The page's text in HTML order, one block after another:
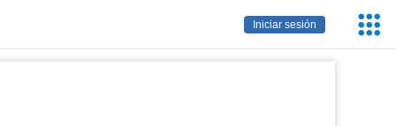
Iniciar sesión